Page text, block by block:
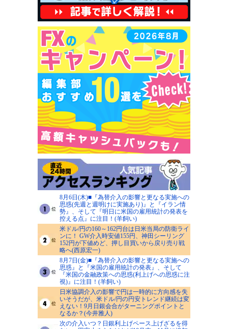
8月6日(木)■『為替介入の影響と更なる実施への
思惑(先週と週明けに実施あり)』と『イラン情
勢』、そして『明日に米国の雇用統計の発表を
控える点』に注目！(羊飼い)
米ドル/円の160～162円台は日米当局の防衛ライ
ンに！ GW介入時安値155円、神田シーリング
152円が下値めど、押し目買いから戻り売り戦
略へ(西原宏一)
8月7日(金)■『為替介入の影響と更なる実施への
思惑』と『米国の雇用統計の発表』、そして
『米国の金融政策への思惑(利上げへの思惑に注
視)』に注目！(羊飼い)
日米協調介入の影響で円は一時的に方向感を失
いそうだが、米ドル/円の円安トレンド継続は変
えない！9月日銀会合がターニングポイントと
なるか？(今井雅人)
次の介入いつ？日銀利上げペース上げざるを得